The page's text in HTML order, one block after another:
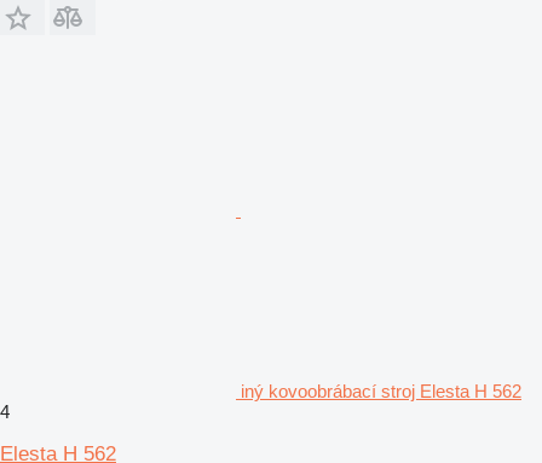
iný kovoobrábací stroj Elesta H 562
4
Elesta H 562